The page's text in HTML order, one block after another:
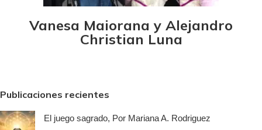
Vanesa Maiorana y Alejandro
Christian Luna
Publicaciones recientes
El juego sagrado, Por Mariana A. Rodriguez